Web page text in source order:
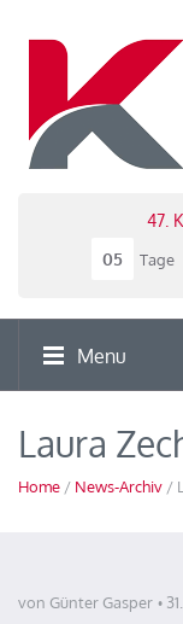
47.
05
Tage
Menu
Laura
Home / News-Archiv /
von Günter Gasper